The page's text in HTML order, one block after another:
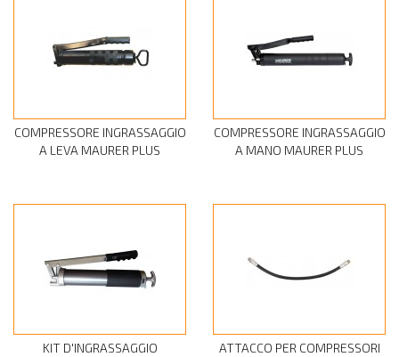
COMPRESSORE INGRASSAGGIO
A LEVA MAURER PLUS
COMPRESSORE INGRASSAGGIO
A MANO MAURER PLUS
KIT D'INGRASSAGGIO
ATTACCO PER COMPRESSORI